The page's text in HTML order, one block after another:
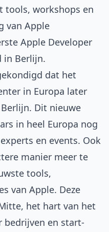
tools, workshops en
van Apple
Apple Developer
in Berlijn.
dat het
in Europa later
Dit nieuwe
in heel Europa nog
en events. Ook
manier meer te
tools,
van Apple. Deze
het hart van het
bedrijven en start-